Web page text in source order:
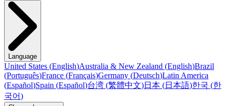
Language
United States (English)Australia & New Zealand (English)Brazil
(Português)France (Français)Germany (Deutsch)Latin America
(Español)Spain (Español)台湾 (繁體中文)日本 (日本語)한국 (한
국어)